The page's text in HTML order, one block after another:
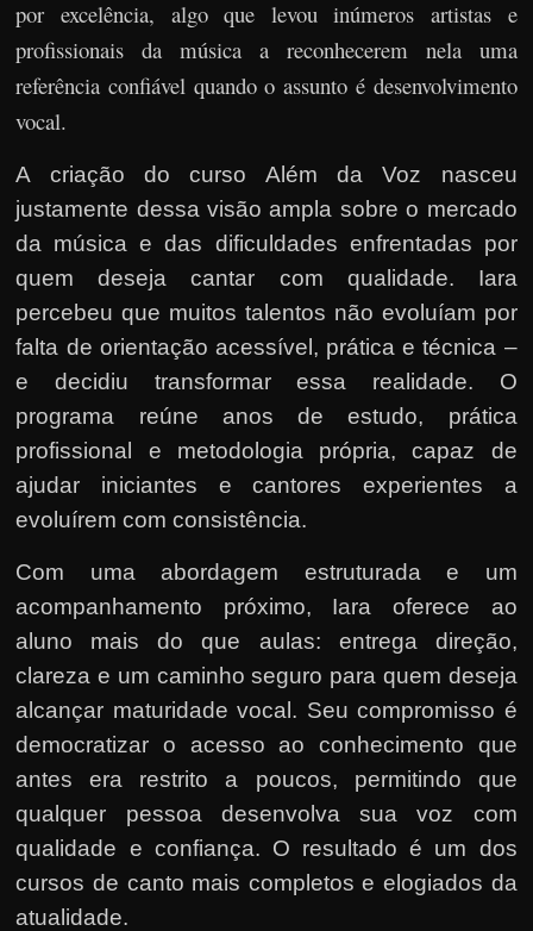
por excelência, algo que levou inúmeros artistas e
profissionais da música a reconhecerem nela uma
referência confiável quando o assunto é desenvolvimento
vocal.
A criação do curso Além da Voz nasceu
justamente dessa visão ampla sobre o mercado
da música e das dificuldades enfrentadas por
quem deseja cantar com qualidade. Iara
percebeu que muitos talentos não evoluíam por
falta de orientação acessível, prática e técnica –
e decidiu transformar essa realidade. O
programa reúne anos de estudo, prática
profissional e metodologia própria, capaz de
ajudar iniciantes e cantores experientes a
evoluírem com consistência.
Com uma abordagem estruturada e um
acompanhamento próximo, Iara oferece ao
aluno mais do que aulas: entrega direção,
clareza e um caminho seguro para quem deseja
alcançar maturidade vocal. Seu compromisso é
democratizar o acesso ao conhecimento que
antes era restrito a poucos, permitindo que
qualquer pessoa desenvolva sua voz com
qualidade e confiança. O resultado é um dos
cursos de canto mais completos e elogiados da
atualidade.